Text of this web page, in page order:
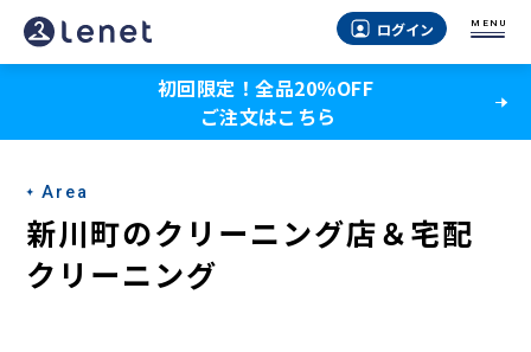
新
川
の
ク
リ
ー
ログイン MENU
初回限定！全品20％OFF
ご注文はこちら
Area
新川町のクリーニング店＆宅配
クリーニング